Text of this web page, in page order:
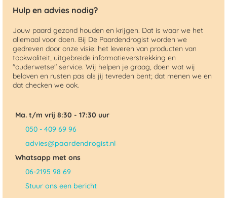
Hulp en advies nodig?
Jouw paard gezond houden en krijgen. Dat is waar we het
allemaal voor doen. Bij De Paardendrogist worden we
gedreven door onze visie: het leveren van producten van
topkwaliteit, uitgebreide informatieverstrekking en
"ouderwetse" service. Wij helpen je graag, doen wat wij
beloven en rusten pas als jij tevreden bent; dat menen we en
dat checken we ook.
Ma. t/m vrij 8:30 - 17:30 uur
050 - 409 69 96
advies@paardendrogist.nl
Whatsapp met ons
06-2195 98 69
Stuur ons een bericht